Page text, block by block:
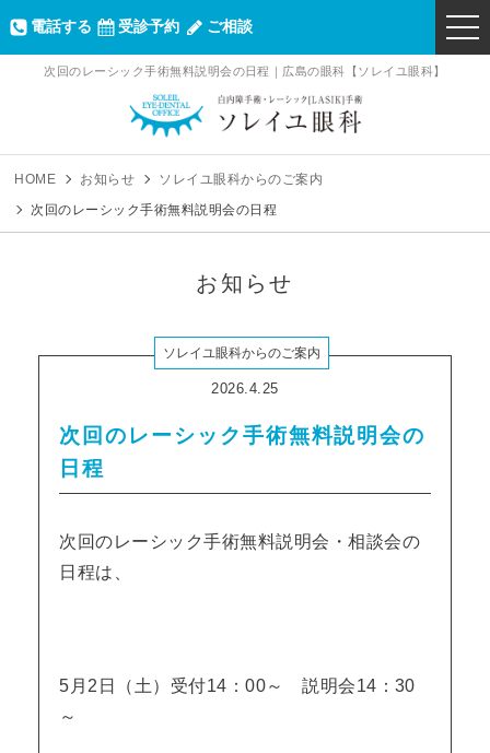
次回のレーシック手術無料説明会の日程｜広島の眼科【ソレイユ眼科】
ソレイユ眼科
電話する 受診予約 ご相談
HOME お知らせ
ソレイユ眼科からのご案内
次回のレーシック手術無料説明会の日程
お知らせ
2026.4.25
ソレイユ眼科からのご案内
次回のレーシック手術無料説明会の
日程
次回のレーシック手術無料説明会・相談会の
日程は、
5月2日（土）受付14：00～ 説明会14：30
～